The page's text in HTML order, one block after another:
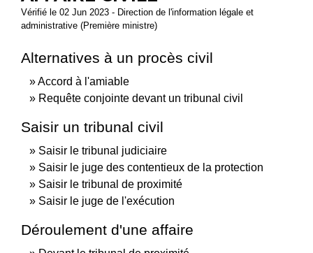
Vérifié le 02 Jun 2023 - Direction de l'information légale et
administrative (Première ministre)
Alternatives à un procès civil
Accord à l'amiable
Requête conjointe devant un tribunal civil
Saisir un tribunal civil
Saisir le tribunal judiciaire
Saisir le juge des contentieux de la protection
Saisir le tribunal de proximité
Saisir le juge de l'exécution
Déroulement d'une affaire